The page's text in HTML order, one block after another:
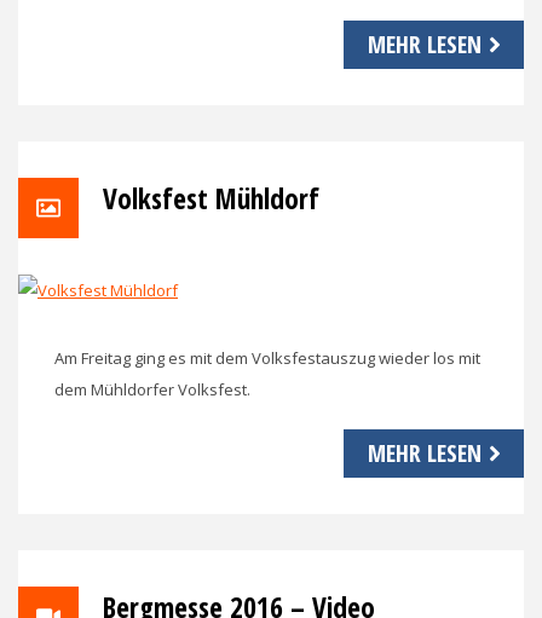
MEHR LESEN
Volksfest Mühldorf
Am Freitag ging es mit dem Volksfestauszug wieder los mit
dem Mühldorfer Volksfest.
MEHR LESEN
Bergmesse 2016 – Video